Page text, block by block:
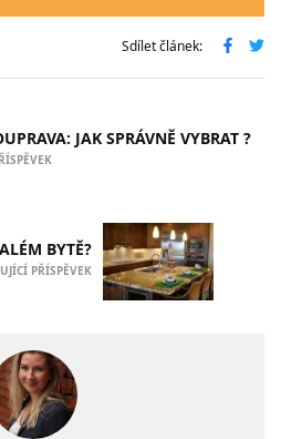
Sdílet článek:
JAK SPRÁVNĚ VYBRAT ?
BYTĚ?
PŘÍSPĚVEK